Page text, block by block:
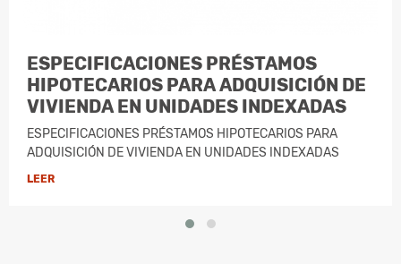
ESPECIFICACIONES PRÉSTAMOS
HIPOTECARIOS PARA ADQUISICIÓN DE
VIVIENDA EN UNIDADES INDEXADAS
ESPECIFICACIONES PRÉSTAMOS HIPOTECARIOS PARA
ADQUISICIÓN DE VIVIENDA EN UNIDADES INDEXADAS
LEER